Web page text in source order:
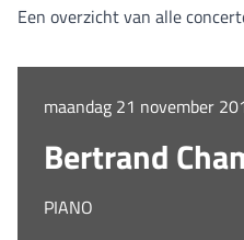
Een overzicht van alle
maandag 21 november
Bertrand
PIANO